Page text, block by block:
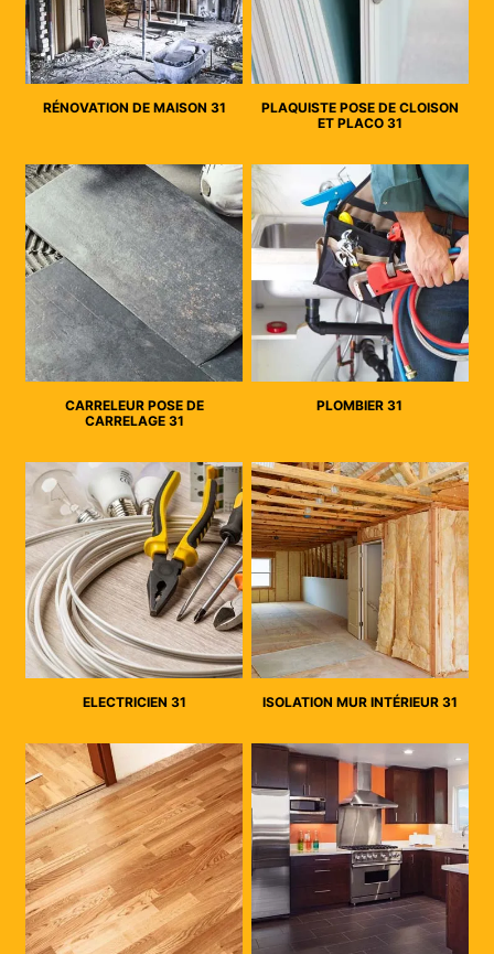
RÉNOVATION DE MAISON 31
PLAQUISTE POSE DE CLOISON
ET PLACO 31
CARRELEUR POSE DE
CARRELAGE 31
PLOMBIER 31
ELECTRICIEN 31 ISOLATION MUR INTÉRIEUR 31